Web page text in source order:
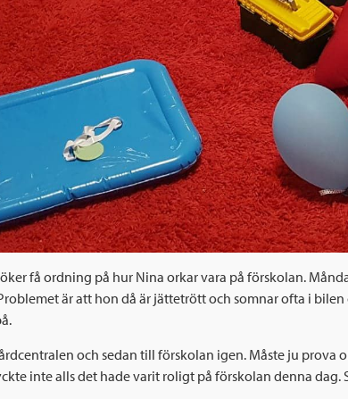
få ordning på hur Nina orkar vara på förskolan.
är att hon då är jättetrött och somnar ofta i
och sedan till förskolan igen. Måste ju prova
inte alls det hade varit roligt på förskolan denna dag.